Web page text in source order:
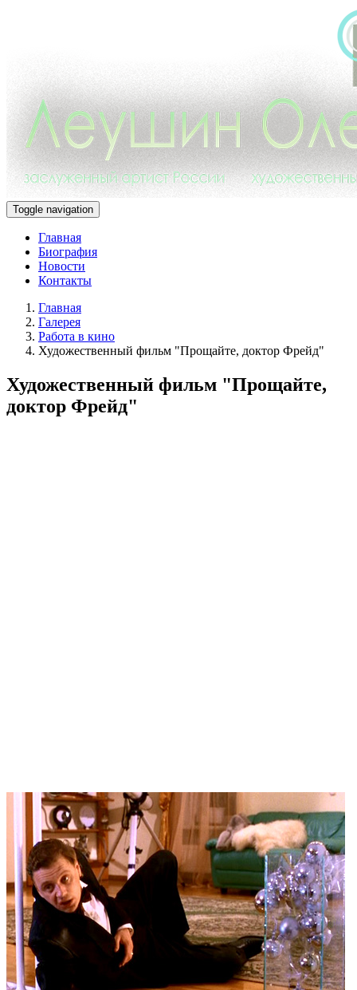
Toggle navigation
Главная
Биография
Новости
Контакты
Главная
Галерея
Работа в кино
Художественный фильм "Прощайте, доктор Фрейд"
Художественный фильм "Прощайте,
доктор Фрейд"